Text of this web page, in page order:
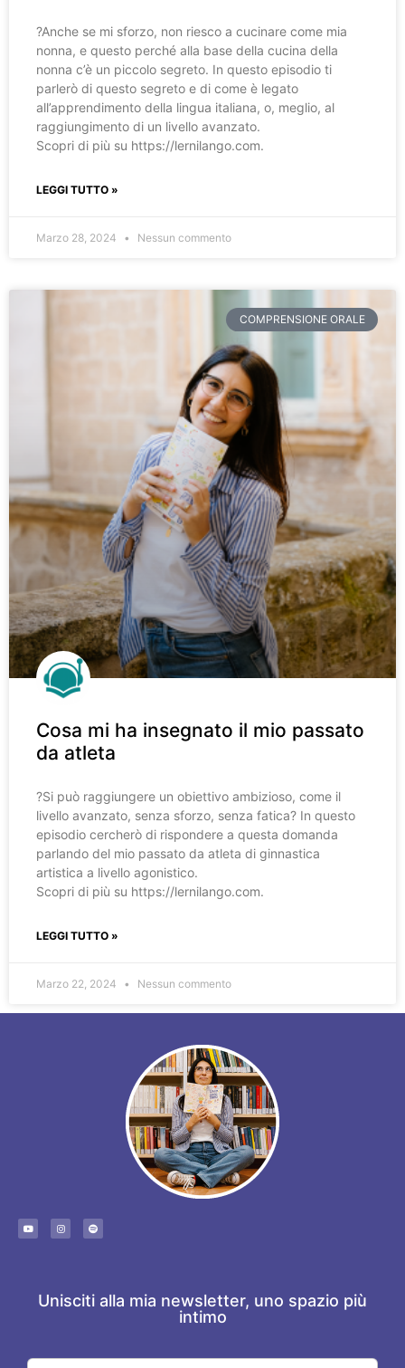
?️Anche se mi sforzo, non riesco a cucinare come mia
nonna, e questo perché alla base della cucina della
nonna c’è un piccolo segreto. In questo episodio ti
parlerò di questo segreto e di come è legato
all’apprendimento della lingua italiana, o, meglio, al
raggiungimento di un livello avanzato.
Scopri di più su https://lernilango.com.
LEGGI TUTTO »
Marzo 28, 2024 Nessun commento
COMPRENSIONE ORALE
Cosa mi ha insegnato il mio passato
da atleta
?️Si può raggiungere un obiettivo ambizioso, come il
livello avanzato, senza sforzo, senza fatica? In questo
episodio cercherò di rispondere a questa domanda
parlando del mio passato da atleta di ginnastica
artistica a livello agonistico.
Scopri di più su https://lernilango.com.
LEGGI TUTTO »
Marzo 22, 2024 Nessun commento
Unisciti alla mia newsletter, uno spazio più
intimo